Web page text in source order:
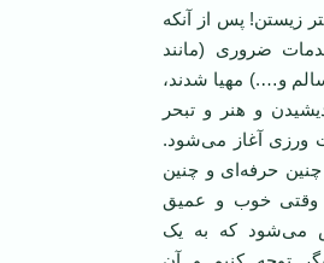
زیستن! پس از آنکه
ضروری (مانند
و….) مهیا شدند،
و هنر و تبحر
ورزی آغاز می‌شود.
حرفه‌ای و چنین
وقتی خوب و عمیق
می‌شود که به یک